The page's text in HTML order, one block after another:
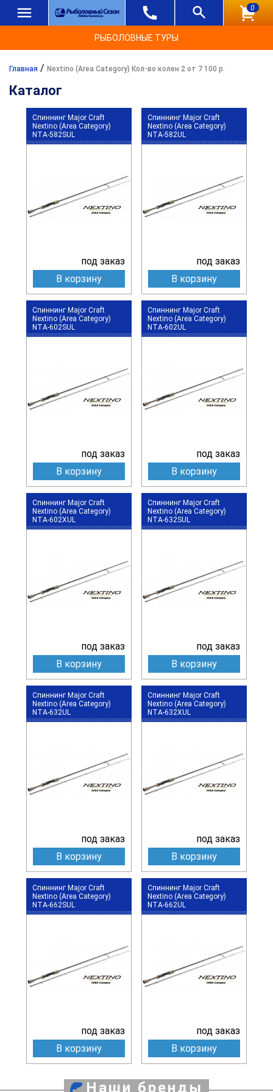
0
РЫБОЛОВНЫЕ ТУРЫ
Главная / Nextino (Area Category) Кол-во колен 2 от 7 100 р.
Каталог
Спиннинг Major Craft
Nextino (Area Category)
NTA-582SUL
под заказ
В корзину
Спиннинг Major Craft
Nextino (Area Category)
NTA-582UL
под заказ
В корзину
Спиннинг Major Craft
Nextino (Area Category)
NTA-602SUL
под заказ
В корзину
Спиннинг Major Craft
Nextino (Area Category)
NTA-602UL
под заказ
В корзину
Спиннинг Major Craft
Nextino (Area Category)
NTA-602XUL
под заказ
В корзину
Спиннинг Major Craft
Nextino (Area Category)
NTA-632SUL
под заказ
В корзину
Спиннинг Major Craft
Nextino (Area Category)
NTA-632UL
под заказ
В корзину
Спиннинг Major Craft
Nextino (Area Category)
NTA-632XUL
под заказ
В корзину
Спиннинг Major Craft
Nextino (Area Category)
NTA-662SUL
под заказ
В корзину
Спиннинг Major Craft
Nextino (Area Category)
NTA-662UL
под заказ
В корзину
Наши бренды